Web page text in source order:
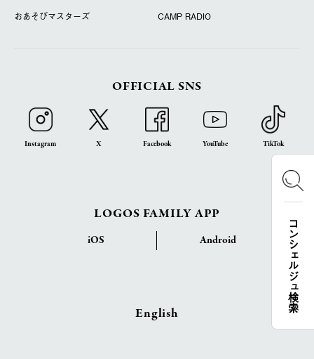
コンシェルジュ検索
おあそびマスターズ
CAMP RADIO
OFFICIAL SNS
Instagram X Facebook YouTube TikTok
LOGOS FAMILY APP
iOS Android
English